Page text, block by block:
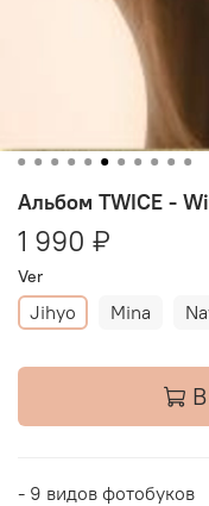
Альбом TWICE -
1 990 ₽
Ver
Jihyo Mina
- 9 видов фотобуков